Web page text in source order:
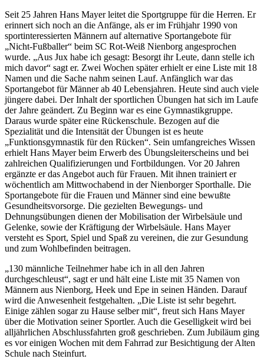
Seit 25 Jahren Hans Mayer leitet die Sportgruppe für die Herren. Er
erinnert sich noch an die Anfänge, als er im Frühjahr 1990 von
sportinteressierten Männern auf alternative Sportangebote für
„Nicht-Fußballer“ beim SC Rot-Weiß Nienborg angesprochen
wurde. „Aus Jux habe ich gesagt: Besorgt ihr Leute, dann stelle ich
mich davor“ sagt er. Zwei Wochen später erhielt er eine Liste mit 18
Namen und die Sache nahm seinen Lauf. Anfänglich war das
Sportangebot für Männer ab 40 Lebensjahren. Heute sind auch viele
jüngere dabei. Der Inhalt der sportlichen Übungen hat sich im Laufe
der Jahre geändert. Zu Beginn war es eine Gymnastikgruppe.
Daraus wurde später eine Rückenschule. Bezogen auf die
Spezialität und die Intensität der Übungen ist es heute
„Funktionsgymnastik für den Rücken“. Sein umfangreiches Wissen
erhielt Hans Mayer beim Erwerb des Übungsleiterscheins und bei
zahlreichen Qualifizierungen und Fortbildungen. Vor 20 Jahren
ergänzte er das Angebot auch für Frauen. Mit ihnen trainiert er
wöchentlich am Mittwochabend in der Nienborger Sporthalle. Die
Sportangebote für die Frauen und Männer sind eine bewußte
Gesundheitsvorsorge. Die gezielten Bewegungs- und
Dehnungsübungen dienen der Mobilisation der Wirbelsäule und
Gelenke, sowie der Kräftigung der Wirbelsäule. Hans Mayer
versteht es Sport, Spiel und Spaß zu vereinen, die zur Gesundung
und zum Wohlbefinden beitragen.
„130 männliche Teilnehmer habe ich in all den Jahren
durchgeschleust“, sagt er und hält eine Liste mit 35 Namen von
Männern aus Nienborg, Heek und Epe in seinen Händen. Darauf
wird die Anwesenheit festgehalten. „Die Liste ist sehr begehrt.
Einige zählen sogar zu Hause selber mit“, freut sich Hans Mayer
über die Motivation seiner Sportler. Auch die Geselligkeit wird bei
alljährlichen Abschlussfahrten groß geschrieben. Zum Jubiläum ging
es vor einigen Wochen mit dem Fahrrad zur Besichtigung der Alten
Schule nach Steinfurt.